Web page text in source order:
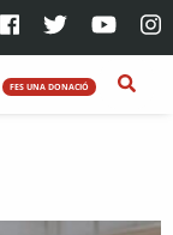
FES UNA DONACIÓ